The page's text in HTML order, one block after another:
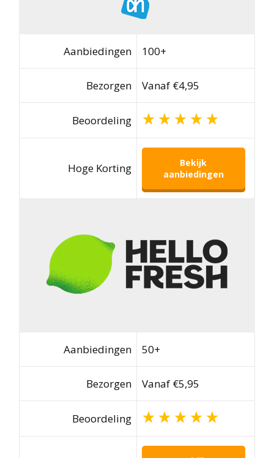
Aanbiedingen 100+
Bezorgen Vanaf €4,95
Beoordeling
Hoge Korting
Bekijk
aanbiedingen
Aanbiedingen 50+
Bezorgen Vanaf €5,95
Beoordeling